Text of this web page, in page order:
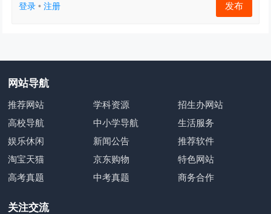
登录 •注册 发布
网站导航
推荐网站 学科资源
招生办网站
高校导航
中小学导航
生活服务
娱乐休闲
新闻公告
推荐软件
淘宝天猫
京东购物
特色网站
高考真题
中考真题 商务合作
关注交流